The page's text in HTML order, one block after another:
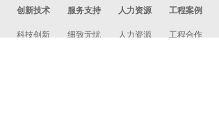
创新技术
科技创新
服务支持
细致无忧
人力资源
人力资源
工程案例
工程合作